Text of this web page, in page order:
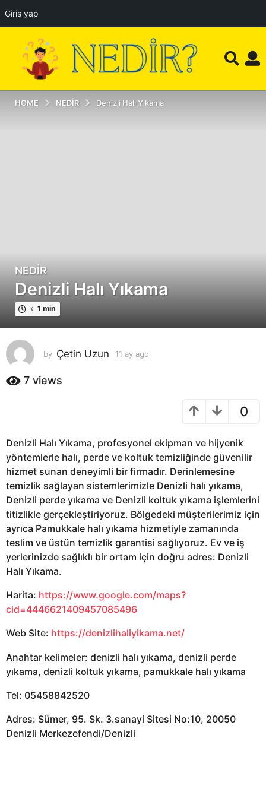
Giriş yap
HOME NEDIR Denizli Halı Yıkama
1
1
a
y
a
g
o
1
g
o
NEDIR
Denizli Halı Yıkama
1 min
by Çetin Uzun 11 ay ago
7 views
0
Denizli Halı Yıkama, profesyonel ekipman ve hijyenik
yöntemlerle halı, perde ve koltuk temizliğinde güvenilir
hizmet sunan deneyimli bir firmadır. Derinlemesine
temizlik sağlayan sistemlerimizle Denizli halı yıkama,
Denizli perde yıkama ve Denizli koltuk yıkama işlemlerini
titizlikle gerçekleştiriyoruz. Bölgedeki müşterilerimiz için
ayrıca Pamukkale halı yıkama hizmetiyle zamanında
teslim ve üstün temizlik garantisi sağlıyoruz. Ev ve iş
yerlerinizde sağlıklı bir ortam için doğru adres: Denizli
Halı Yıkama.
Harita: https://www.google.com/maps?
cid=4446621409457085496
Web Site: https://denizlihaliyikama.net/
Anahtar kelimeler: denizli halı yıkama, denizli perde
yıkama, denizli koltuk yıkama, pamukkale halı yıkama
Tel: 05458842520
Adres: Sümer, 95. Sk. 3.sanayi Sitesi No:10, 20050
Denizli Merkezefendi/Denizli